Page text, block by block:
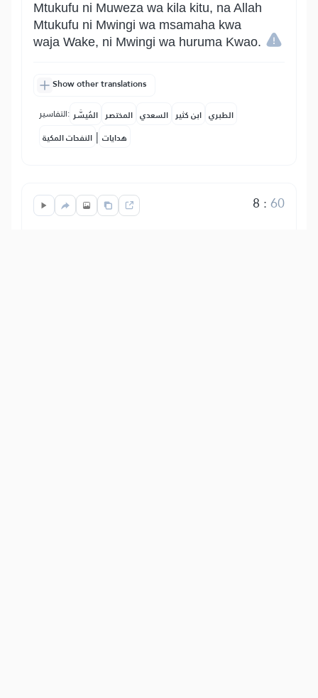
Mtukufu ni Muweza wa kila kitu, na Allah
Mtukufu ni Mwingi wa msamaha kwa
waja Wake, ni Mwingi wa huruma Kwao.
Show other translations
التفاسير: المُيسَّر المختصر السعدي ابن كثير الطبري
النفحات المكية | هدايات
8 :60